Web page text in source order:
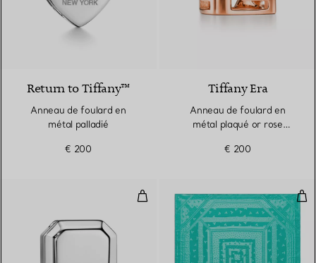
Return to Tiffany™
Anneau de foulard en
métal palladié
€ 200
Tiffany Era
Anneau de foulard en
métal plaqué or rose
€ 200
Anneau de foulard en métal